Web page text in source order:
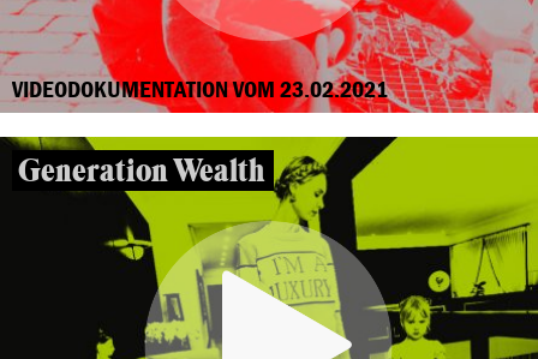
VIDEODOKUMENTATION VOM 23.02.2021
Generation Wealth